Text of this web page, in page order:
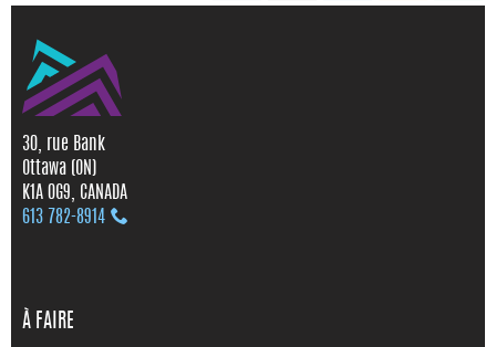
30, rue Bank
Ottawa (ON)
K1A 0G9, CANADA
613 782‑8914
À FAIRE